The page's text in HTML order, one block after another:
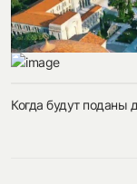
Когда будут поданы